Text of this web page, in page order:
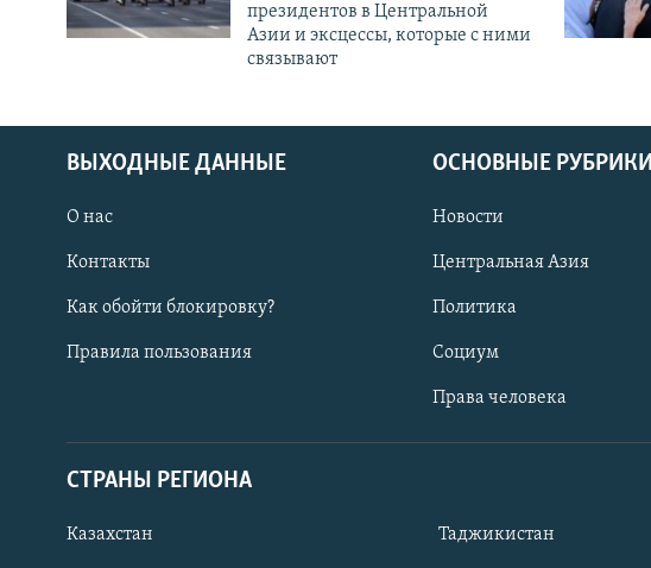
президентов в Центральной
Азии и эксцессы, которые с ними
связывают
ВЫХОДНЫЕ ДАННЫЕ
О нас
Контакты
Как обойти блокировку?
Правила пользования
ОСНОВНЫЕ РУБРИКИ
Новости
Центральная Азия
Политика
Социум
Права человека
СТРАНЫ РЕГИОНА
Казахстан Таджикистан